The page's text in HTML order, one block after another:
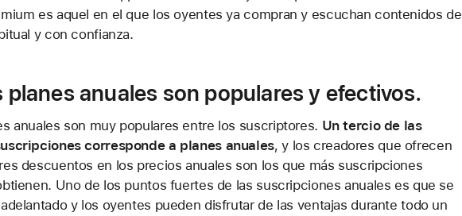
es aquel en el que los oyentes ya compran y escuchan contenidos de
y con confianza.
planes anuales son populares y efectivos.
anuales son muy populares entre los suscriptores. Un tercio de las
corresponde a planes anuales, y los creadores que ofrecen
descuentos en los precios anuales son los que más suscripciones
Uno de los puntos fuertes de las suscripciones anuales es que se
y los oyentes pueden disfrutar de las ventajas durante todo un